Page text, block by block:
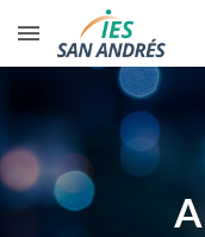
Skip to main content